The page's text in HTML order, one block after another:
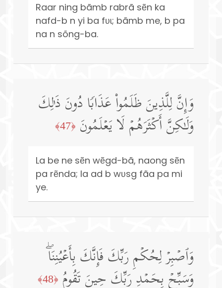
Raar ning bãmb rabrã sẽn ka
nafd-b n yi ba fʋɩ; bãmb me, b pa
na n sõng-ba.
وَإِنَّ لِلَّذِینَ ظَلَمُوا۟ عَذَابࣰا دُونَ ذَ ٰ⁠لِكَ
وَلَـٰكِنَّ أَكۡثَرَهُمۡ لَا یَعۡلَمُونَ ﴿47﴾
La be ne sẽn wẽgd-bã, naong sẽn
pa rẽnda; la ad b wʋsg fãa pa mi
ye.
وَٱصۡبِرۡ لِحُكۡمِ رَبِّكَ فَإِنَّكَ بِأَعۡیُنِنَاۖ
وَسَبِّحۡ بِحَمۡدِ رَبِّكَ حِینَ تَقُومُ ﴿48﴾